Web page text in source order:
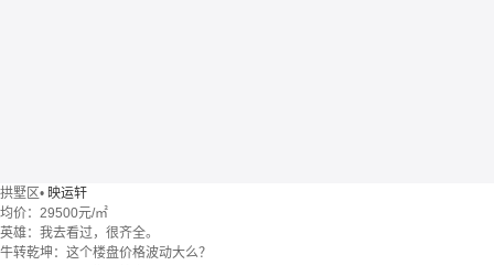
拱墅区• 映运轩
均价： 29500元/㎡
英雄：我去看过，很齐全。
牛转乾坤：这个楼盘价格波动大么？